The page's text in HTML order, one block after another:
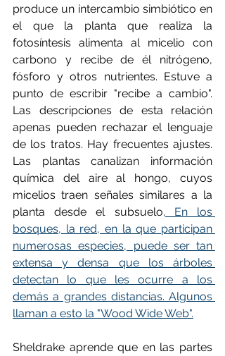
produce un intercambio simbiótico en
el que la planta que realiza la
fotosíntesis alimenta al micelio con
carbono y recibe de él nitrógeno,
fósforo y otros nutrientes. Estuve a
punto de escribir "recibe a cambio".
Las descripciones de esta relación
apenas pueden rechazar el lenguaje
de los tratos. Hay frecuentes ajustes.
Las plantas canalizan información
química del aire al hongo, cuyos
micelios traen señales similares a la
planta desde el subsuelo. En los
bosques, la red, en la que participan
numerosas especies, puede ser tan
extensa y densa que los árboles
detectan lo que les ocurre a los
demás a grandes distancias. Algunos
llaman a esto la "Wood Wide Web".
Sheldrake aprende que en las partes